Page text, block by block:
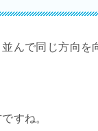
んで同じ方向を
すね。